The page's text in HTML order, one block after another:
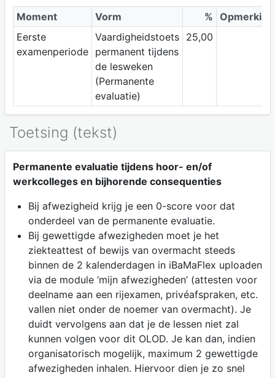
Moment
Vorm % Opmerking
Eerste
examenperiode
Vaardigheidstoets
permanent tijdens
de lesweken
(Permanente
evaluatie)
25,00
Toetsing (tekst)
Permanente evaluatie tijdens hoor- en/of
werkcolleges en bijhorende consequenties
Bij afwezigheid krijg je een 0-score voor dat
onderdeel van de permanente evaluatie.
Bij gewettigde afwezigheden moet je het
ziekteattest of bewijs van overmacht steeds
binnen de 2 kalenderdagen in iBaMaFlex uploaden
via de module ‘mijn afwezigheden’ (attesten voor
deelname aan een rijexamen, privéafspraken, etc.
vallen niet onder de noemer van overmacht). Je
duidt vervolgens aan dat je de lessen niet zal
kunnen volgen voor dit OLOD. Je kan dan, indien
organisatorisch mogelijk, maximum 2 gewettigde
afwezigheden inhalen. Hiervoor dien je zo snel